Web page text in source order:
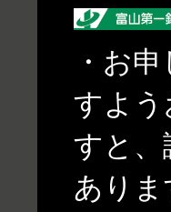
・お
すよう
すと、
あり